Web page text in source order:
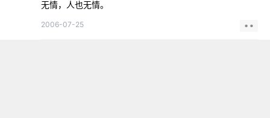
无情，人也无情。
2006-07-25